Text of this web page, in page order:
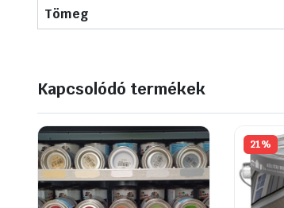
Tömeg
Kapcsolódó termékek
21%